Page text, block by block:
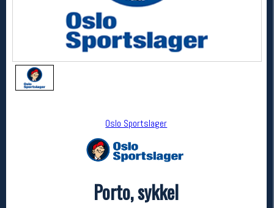
Oslo Sportslager
Porto, sykkel
Oslo Sportslager